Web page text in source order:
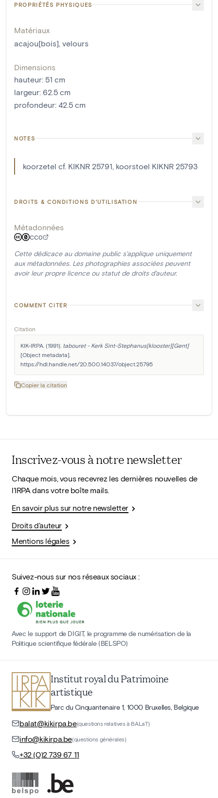
PROPRIÉTÉS PHYSIQUES
Matériaux
acajou[bois], velours
Dimensions
hauteur: 51 cm
largeur: 62.5 cm
profondeur: 42.5 cm
NOTES
koorzetel cf. KIKNR 25791, koorstoel KIKNR 25793
DROITS & CONDITIONS D'UTILISATION
Métadonnées
CC0
Cette dédicace au domaine public s'applique uniquement
aux métadonnées. Les photographies associées peuvent
avoir leur propre licence ou statut de droits d'auteur.
COMMENT CITER
Citation
KIK-IRPA. (1991). tabouret - Kerk Sint-Stephanus[klooster][Gent]
[Object metadata].
https://hdl.handle.net/20.500.14037/object.25795
Copier la citation
Inscrivez-vous à notre newsletter
Chaque mois, vous recevrez les dernières nouvelles de
l'IRPA dans votre boîte mails.
En savoir plus sur notre newsletter
Droits d'auteur
Mentions légales
Suivez-nous sur nos réseaux sociaux :
Avec le support de DIGIT, le programme de numérisation de la
Politique scientifique fédérale (BELSPO)
Institut royal du Patrimoine
artistique
Parc du Cinquantenaire 1, 1000 Bruxelles, Belgique
balat@kikirpa.be(questions relatives à BALaT)
info@kikirpa.be(questions générales)
+32 (0)2 739 67 11